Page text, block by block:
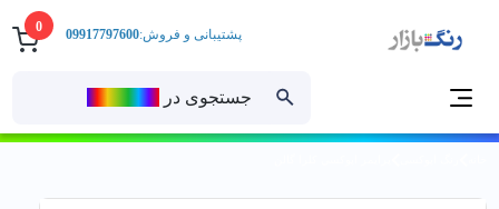
0
جستجوی در
پشتیبانی و فروش:09917797600